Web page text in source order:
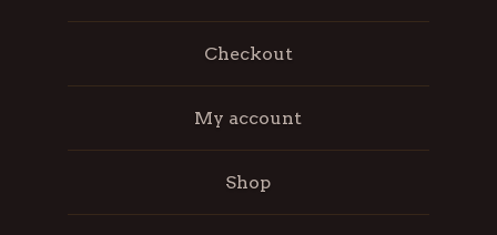
Checkout
My account
Shop